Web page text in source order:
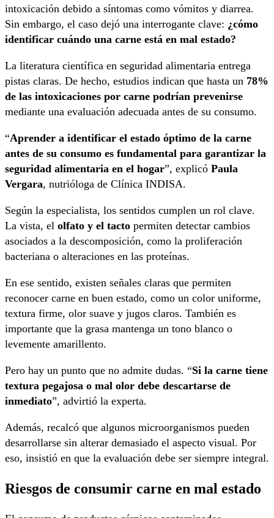
intoxicación debido a síntomas como vómitos y diarrea.
Sin embargo, el caso dejó una interrogante clave: ¿cómo
identificar cuándo una carne está en mal estado?
La literatura científica en seguridad alimentaria entrega
pistas claras. De hecho, estudios indican que hasta un 78%
de las intoxicaciones por carne podrían prevenirse
mediante una evaluación adecuada antes de su consumo.
“Aprender a identificar el estado óptimo de la carne
antes de su consumo es fundamental para garantizar la
seguridad alimentaria en el hogar”, explicó Paula
Vergara, nutrióloga de Clínica INDISA.
Según la especialista, los sentidos cumplen un rol clave.
La vista, el olfato y el tacto permiten detectar cambios
asociados a la descomposición, como la proliferación
bacteriana o alteraciones en las proteínas.
En ese sentido, existen señales claras que permiten
reconocer carne en buen estado, como un color uniforme,
textura firme, olor suave y jugos claros. También es
importante que la grasa mantenga un tono blanco o
levemente amarillento.
Pero hay un punto que no admite dudas. “Si la carne tiene
textura pegajosa o mal olor debe descartarse de
inmediato”, advirtió la experta.
Además, recalcó que algunos microorganismos pueden
desarrollarse sin alterar demasiado el aspecto visual. Por
eso, insistió en que la evaluación debe ser siempre integral.
Riesgos de consumir carne en mal estado